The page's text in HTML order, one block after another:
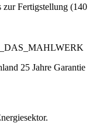
Fertigstellung (140
25 Jahre Garantie